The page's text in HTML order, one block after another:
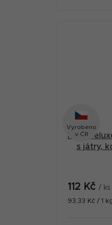
Vyrobeno
v ČR
MAX
s játry,
112 Kč / ks
Měrná
93,33 Kč / 1